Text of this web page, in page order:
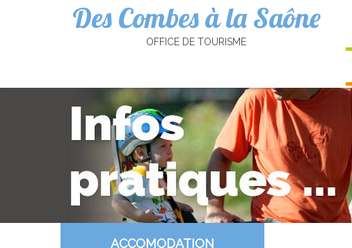
Des Combes à la Saône
OFFICE DE TOURISME
ACCOMODATION
Cookies management panel